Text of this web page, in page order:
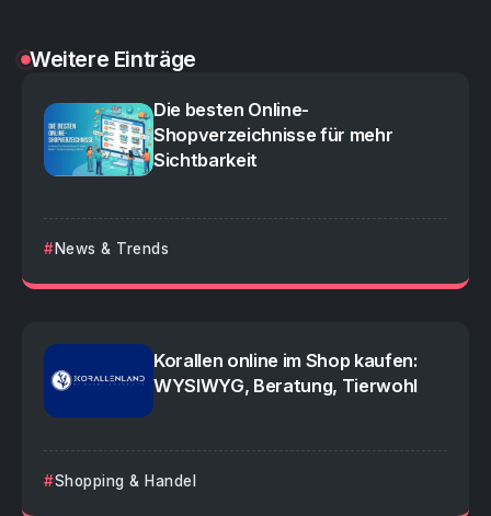
Weitere Einträge
Die besten Online-
Shopverzeichnisse für mehr
Sichtbarkeit
News & Trends
Korallen online im Shop kaufen:
WYSIWYG, Beratung, Tierwohl
Shopping & Handel